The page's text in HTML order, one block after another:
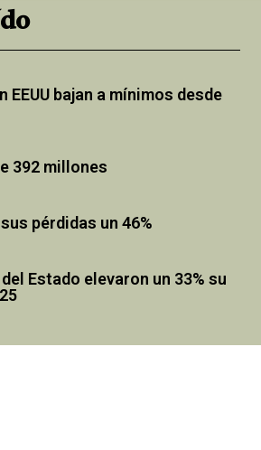
EEUU bajan a mínimos desde
392 millones
pérdidas un 46%
Estado elevaron un 33% su